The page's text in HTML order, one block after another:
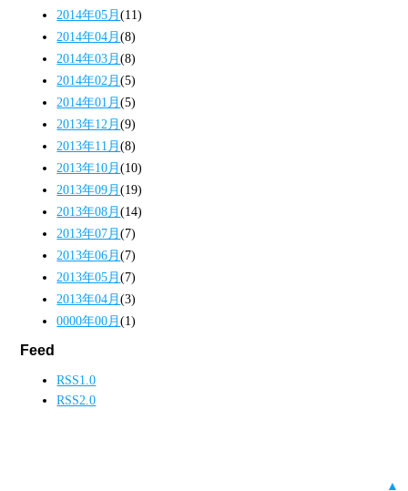
2014年05月(11)
2014年04月(8)
2014年03月(8)
2014年02月(5)
2014年01月(5)
2013年12月(9)
2013年11月(8)
2013年10月(10)
2013年09月(19)
2013年08月(14)
2013年07月(7)
2013年06月(7)
2013年05月(7)
2013年04月(3)
0000年00月(1)
Feed
RSS1.0
RSS2.0
▲